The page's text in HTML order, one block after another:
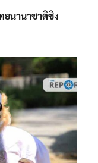
ยนานาชาติชิง